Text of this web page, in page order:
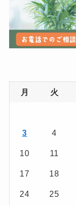
月 火
3 4
10 11
17 18
24 25